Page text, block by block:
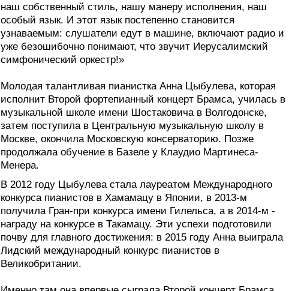
наш собственный стиль, нашу манеру исполнения, наш
особый язык. И этот язык постепенно становится
узнаваемым: слушатели едут в машине, включают радио и
уже безошибочно понимают, что звучит Иерусалимский
симфонический оркестр!»
Молодая талантливая пианистка Анна Цыбулева, которая
исполнит Второй фортепианный концерт Брамса, училась в
музыкальной школе имени Шостаковича в Волгодонске,
затем поступила в Центральную музыкальную школу в
Москве, окончила Московскую консерваторию. Позже
продолжала обучение в Базеле у Клаудио Мартинеса-
Менера.
В 2012 году Цыбулева стала лауреатом Международного
конкурса пианистов в Хамамацу в Японии, в 2013-м
получила Гран-при конкурса имени Гилельса, а в 2014-м -
награду на конкурсе в Такамацу. Эти успехи подготовили
почву для главного достижения: в 2015 году Анна выиграла
Лидский международный конкурс пианистов в
Великобритании.